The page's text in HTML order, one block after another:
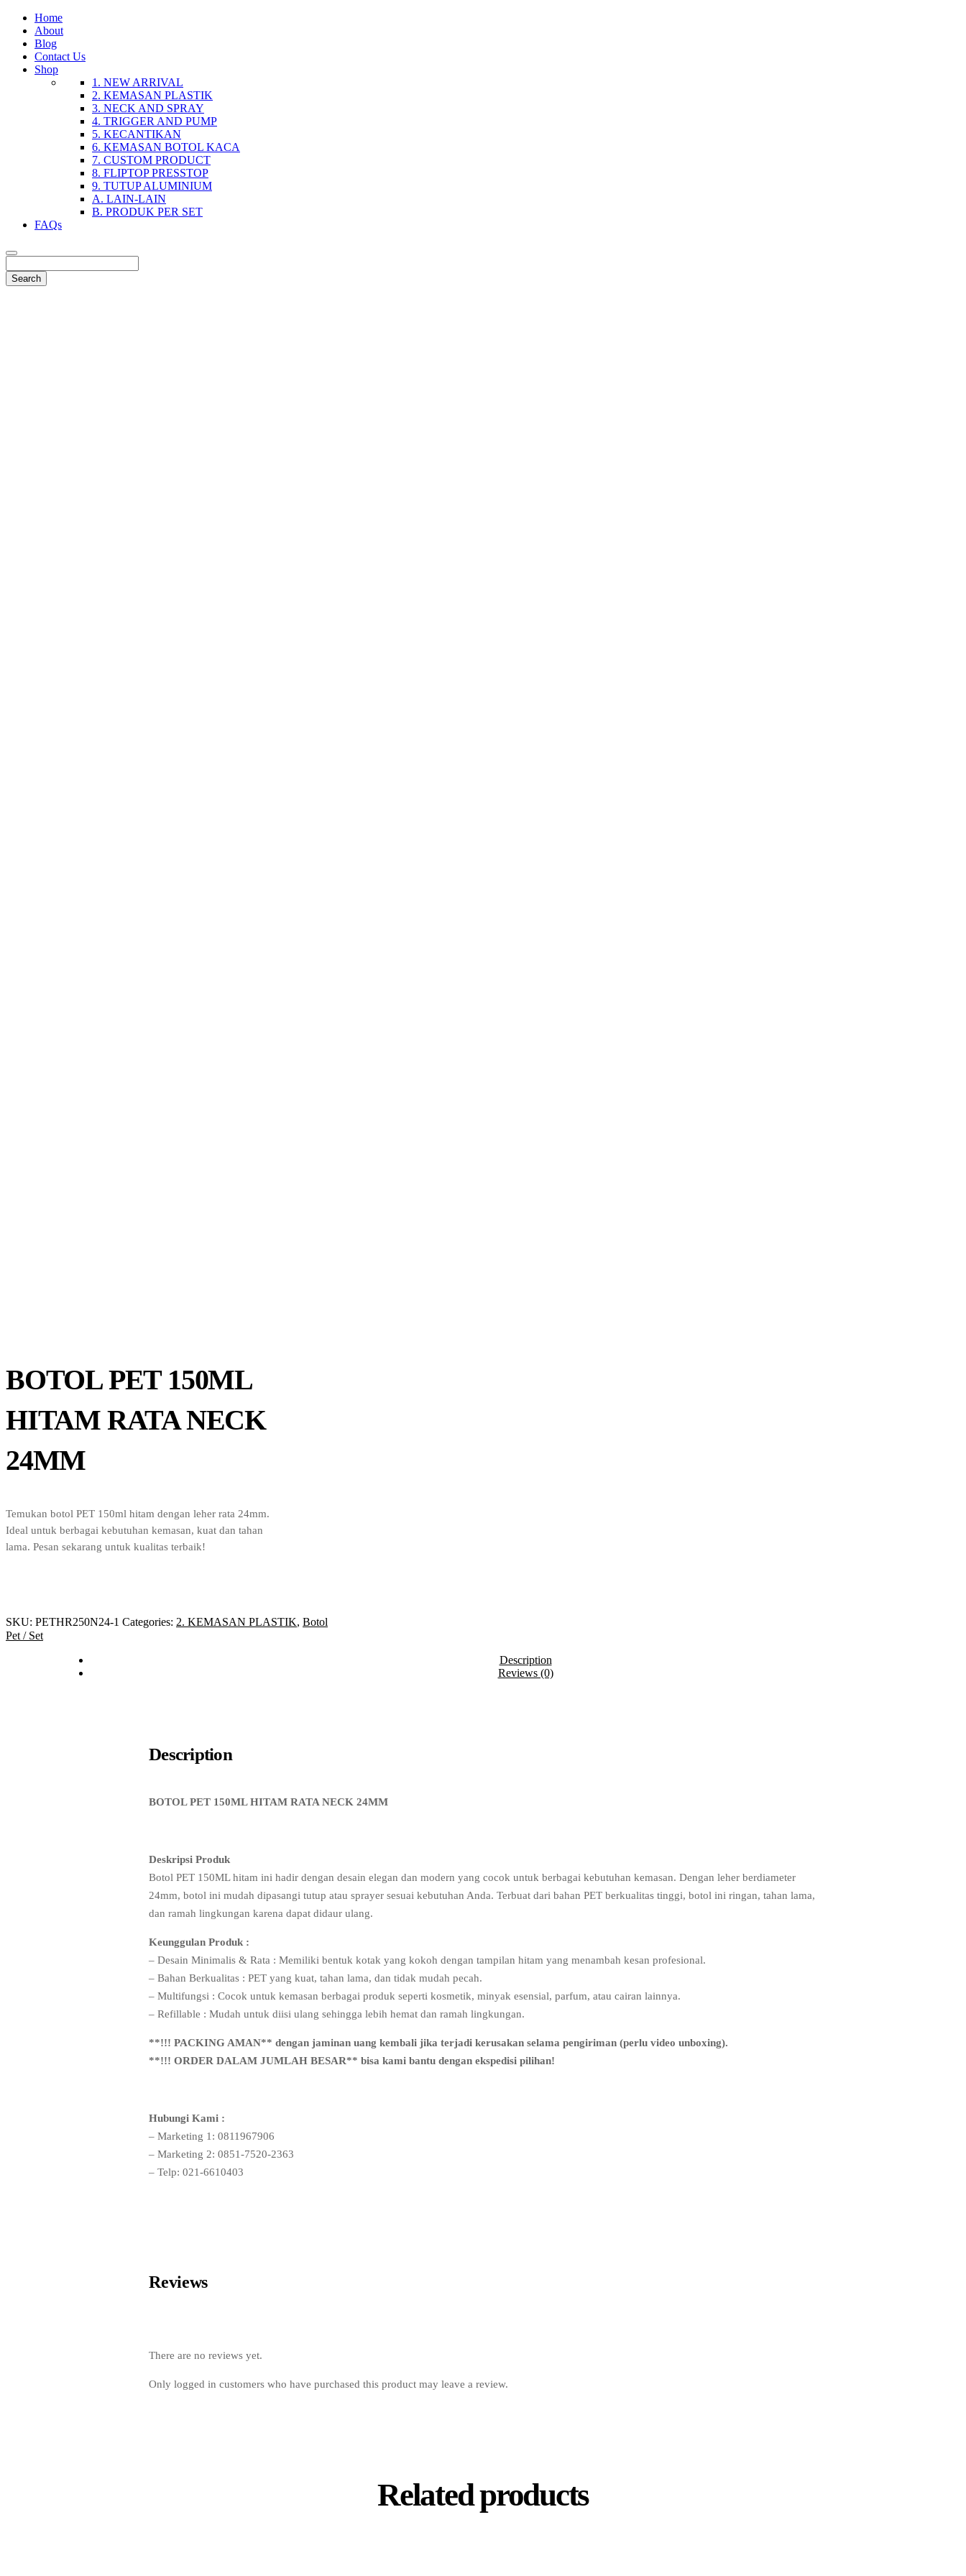
Home
About
Blog
Contact Us
Shop
1. NEW ARRIVAL
2. KEMASAN PLASTIK
3. NECK AND SPRAY
4. TRIGGER AND PUMP
5. KECANTIKAN
6. KEMASAN BOTOL KACA
7. CUSTOM PRODUCT
8. FLIPTOP PRESSTOP
9. TUTUP ALUMINIUM
A. LAIN-LAIN
B. PRODUK PER SET
FAQs
BOTOL PET 150ML
HITAM RATA NECK
24MM
Temukan botol PET 150ml hitam dengan leher rata 24mm.
Ideal untuk berbagai kebutuhan kemasan, kuat dan tahan
lama. Pesan sekarang untuk kualitas terbaik!
SKU: PETHR250N24-1 Categories: 2. KEMASAN PLASTIK, Botol
Pet / Set
Description
Reviews (0)
Description
BOTOL PET 150ML HITAM RATA NECK 24MM
Deskripsi Produk
Botol PET 150ML hitam ini hadir dengan desain elegan dan modern yang cocok untuk berbagai kebutuhan kemasan. Dengan leher berdiameter
24mm, botol ini mudah dipasangi tutup atau sprayer sesuai kebutuhan Anda. Terbuat dari bahan PET berkualitas tinggi, botol ini ringan, tahan lama,
dan ramah lingkungan karena dapat didaur ulang.
Keunggulan Produk :
– Desain Minimalis & Rata : Memiliki bentuk kotak yang kokoh dengan tampilan hitam yang menambah kesan profesional.
– Bahan Berkualitas : PET yang kuat, tahan lama, dan tidak mudah pecah.
– Multifungsi : Cocok untuk kemasan berbagai produk seperti kosmetik, minyak esensial, parfum, atau cairan lainnya.
– Refillable : Mudah untuk diisi ulang sehingga lebih hemat dan ramah lingkungan.
**!!! PACKING AMAN** dengan jaminan uang kembali jika terjadi kerusakan selama pengiriman (perlu video unboxing).
**!!! ORDER DALAM JUMLAH BESAR** bisa kami bantu dengan ekspedisi pilihan!
Hubungi Kami :
– Marketing 1: 0811967906
– Marketing 2: 0851-7520-2363
– Telp: 021-6610403
Reviews
There are no reviews yet.
Only logged in customers who have purchased this product may leave a review.
Related products